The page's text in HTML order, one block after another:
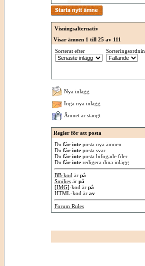
Visningsalternativ
Visar ämnen 1 till 25 av 111
Sorterat efter
Nya inlägg
Inga nya inlägg
Ämnet är stängt
Regler för att posta
Du får inteposta nya ämnen
Du får inteposta svar
Du får inteposta bifogade filer
Du får interedigera dina inlägg
BB-kod är på
Smiliesär på
[IMG]-kod är på
HTML-kod är av
Forum Rules